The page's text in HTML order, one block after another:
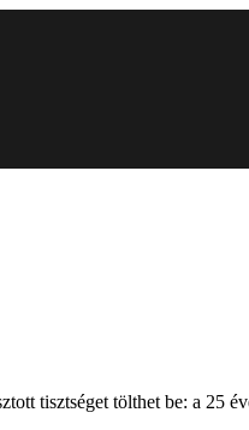
tisztséget tölthet be: a 25